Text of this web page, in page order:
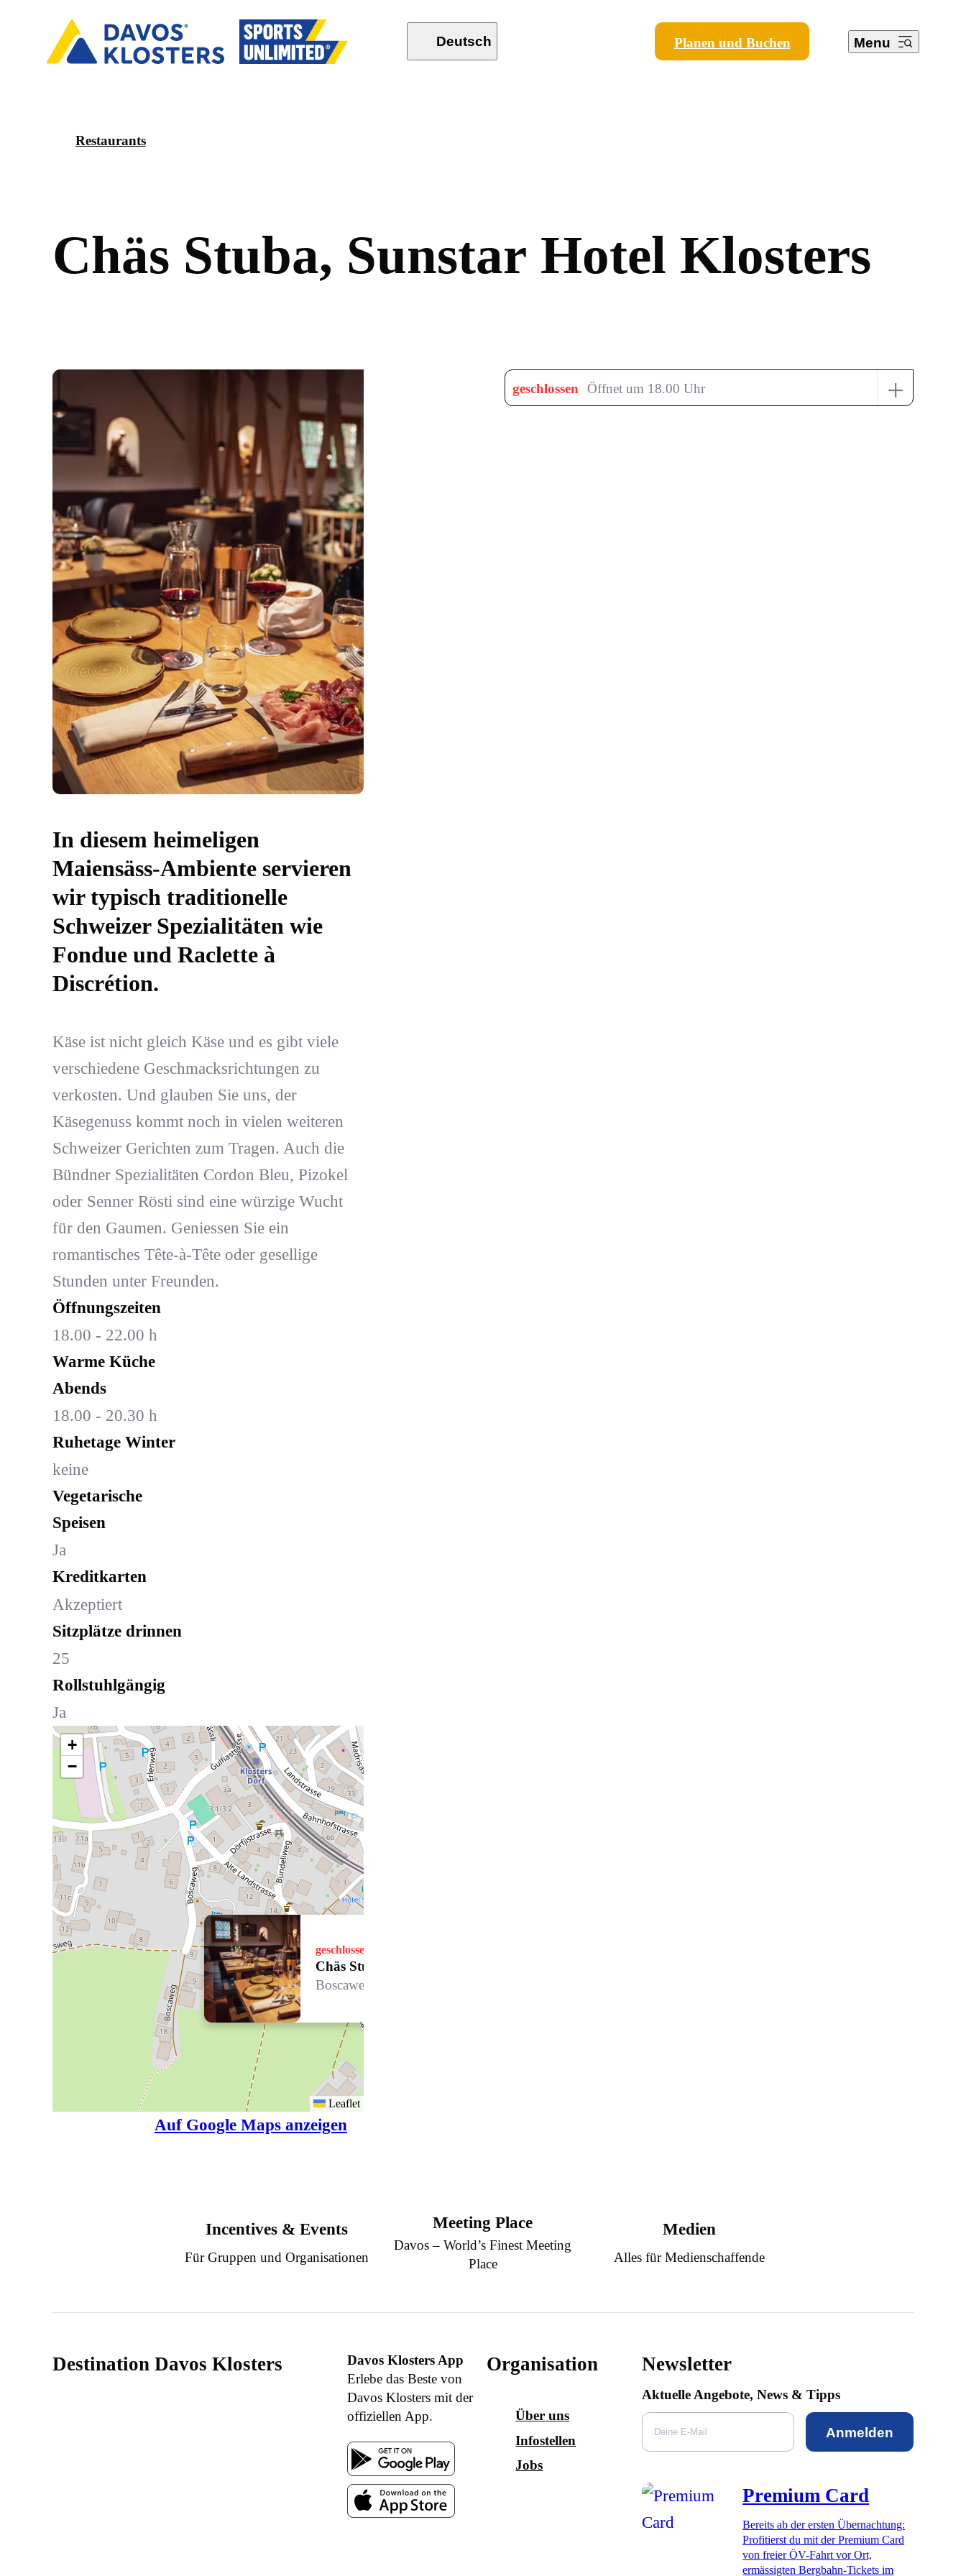
Deutsch Planen und Buchen Menu
Restaurants
Chäs Stuba, Sunstar Hotel Klosters
In diesem heimeligen
Maiensäss-Ambiente servieren
wir typisch traditionelle
Schweizer Spezialitäten wie
Fondue und Raclette à
Discrétion.
Käse ist nicht gleich Käse und es gibt viele
verschiedene Geschmacksrichtungen zu
verkosten. Und glauben Sie uns, der
Käsegenuss kommt noch in vielen weiteren
Schweizer Gerichten zum Tragen. Auch die
Bündner Spezialitäten Cordon Bleu, Pizokel
oder Senner Rösti sind eine würzige Wucht
für den Gaumen. Geniessen Sie ein
romantisches Tête-à-Tête oder gesellige
Stunden unter Freunden.
Öffnungszeiten
18.00 - 22.00 h
Warme Küche
Abends
18.00 - 20.30 h
Ruhetage Winter
keine
Vegetarische
Speisen
Ja
Kreditkarten
Akzeptiert
Sitzplätze drinnen
25
Rollstuhlgängig
Ja
geschlossen
Chäs Stuba, Sunstar Hotel Klosters
Boscaweg 7, 7252 Klosters Dorf
+
−
Leaflet
Auf Google Maps anzeigen
geschlossen Öffnet um 18.00 Uhr +
Incentives & Events
Für Gruppen und Organisationen
Meeting Place
Davos – World’s Finest Meeting
Place
Medien
Alles für Medienschaffende
Destination Davos Klosters
Davos Klosters App
Erlebe das Beste von
Davos Klosters mit der
offiziellen App.
Organisation
Über uns
Infostellen
Jobs
Newsletter
Aktuelle Angebote, News & Tipps
Anmelden
Premium Card
Bereits ab der ersten Übernachtung:
Profitierst du mit der Premium Card
von freier ÖV-Fahrt vor Ort,
ermässigten Bergbahn-Tickets im